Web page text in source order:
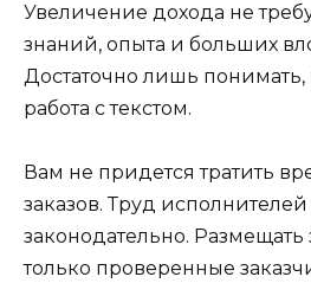
Увеличение дохода не
знаний, опыта и больших
Достаточно лишь понимать,
работа с текстом.
Вам не придется тратить
заказов. Труд
законодательно. Размещать
только проверенные